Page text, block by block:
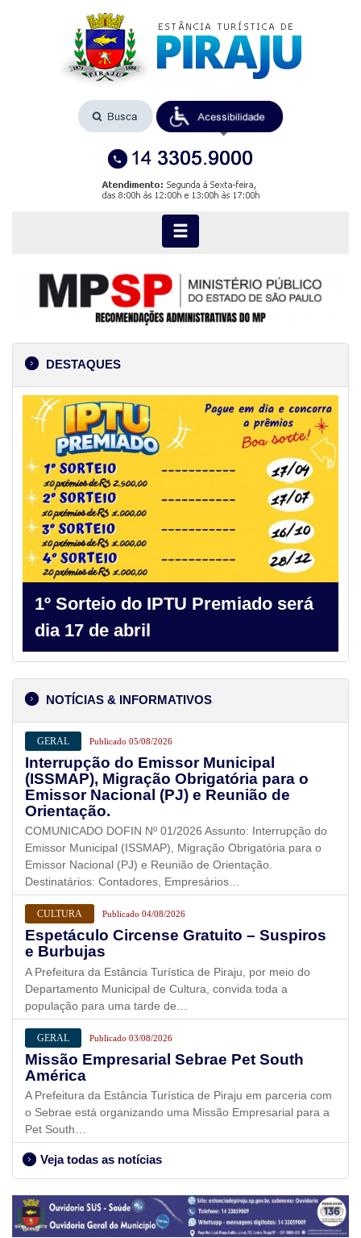
DESTAQUES
1º Sorteio do IPTU Premiado será
dia 17 de abril
NOTÍCIAS & INFORMATIVOS
GERAL Publicado 05/08/2026
Interrupção do Emissor Municipal
(ISSMAP), Migração Obrigatória para o
Emissor Nacional (PJ) e Reunião de
Orientação.
COMUNICADO DOFIN Nº 01/2026 Assunto: Interrupção do
Emissor Municipal (ISSMAP), Migração Obrigatória para o
Emissor Nacional (PJ) e Reunião de Orientação.
Destinatários: Contadores, Empresários…
CULTURA Publicado 04/08/2026
Espetáculo Circense Gratuito – Suspiros
e Burbujas
A Prefeitura da Estância Turística de Piraju, por meio do
Departamento Municipal de Cultura, convida toda a
população para uma tarde de…
GERAL Publicado 03/08/2026
Missão Empresarial Sebrae Pet South
América
A Prefeitura da Estância Turística de Piraju em parceria com
o Sebrae está organizando uma Missão Empresarial para a
Pet South…
Veja todas as notícias